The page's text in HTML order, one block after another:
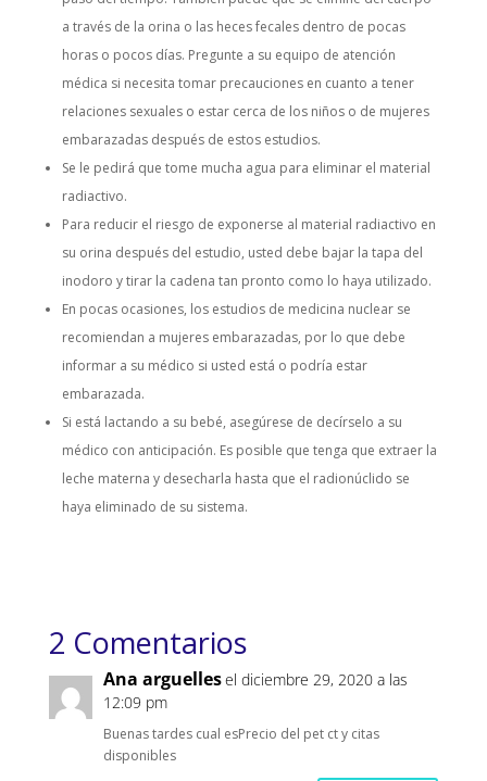
a través de la orina o las heces fecales dentro de pocas
horas o pocos días. Pregunte a su equipo de atención
médica si necesita tomar precauciones en cuanto a tener
relaciones sexuales o estar cerca de los niños o de mujeres
embarazadas después de estos estudios.
Se le pedirá que tome mucha agua para eliminar el material
radiactivo.
Para reducir el riesgo de exponerse al material radiactivo en
su orina después del estudio, usted debe bajar la tapa del
inodoro y tirar la cadena tan pronto como lo haya utilizado.
En pocas ocasiones, los estudios de medicina nuclear se
recomiendan a mujeres embarazadas, por lo que debe
informar a su médico si usted está o podría estar
embarazada.
Si está lactando a su bebé, asegúrese de decírselo a su
médico con anticipación. Es posible que tenga que extraer la
leche materna y desecharla hasta que el radionúclido se
haya eliminado de su sistema.
2 Comentarios
Ana arguellesel diciembre 29, 2020 a las
12:09 pm
Buenas tardes cual esPrecio del pet ct y citas
disponibles